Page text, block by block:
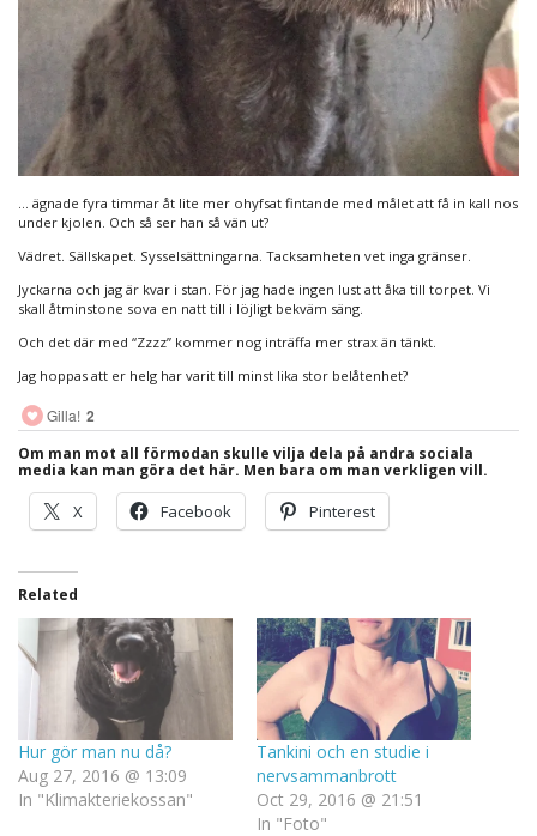
… ägnade fyra timmar åt lite mer ohyfsat fintande med målet att få in kall nos
under kjolen. Och så ser han så vän ut?
Vädret. Sällskapet. Sysselsättningarna. Tacksamheten vet inga gränser.
Jyckarna och jag är kvar i stan. För jag hade ingen lust att åka till torpet. Vi
skall åtminstone sova en natt till i löjligt bekväm säng.
Och det där med “Zzzz” kommer nog inträffa mer strax än tänkt.
Jag hoppas att er helg har varit till minst lika stor belåtenhet?
Gilla! 2
Om man mot all förmodan skulle vilja dela på andra sociala
media kan man göra det här. Men bara om man verkligen vill.
X Facebook Pinterest
Related
Hur gör man nu då?
Aug 27, 2016 @ 13:09
In "Klimakteriekossan"
Tankini och en studie i
nervsammanbrott
Oct 29, 2016 @ 21:51
In "Foto"